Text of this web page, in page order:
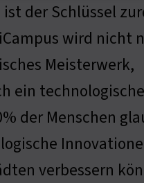
der Schlüssel
wird nicht
Meisterwerk,
ein
der Menschen
verbessern